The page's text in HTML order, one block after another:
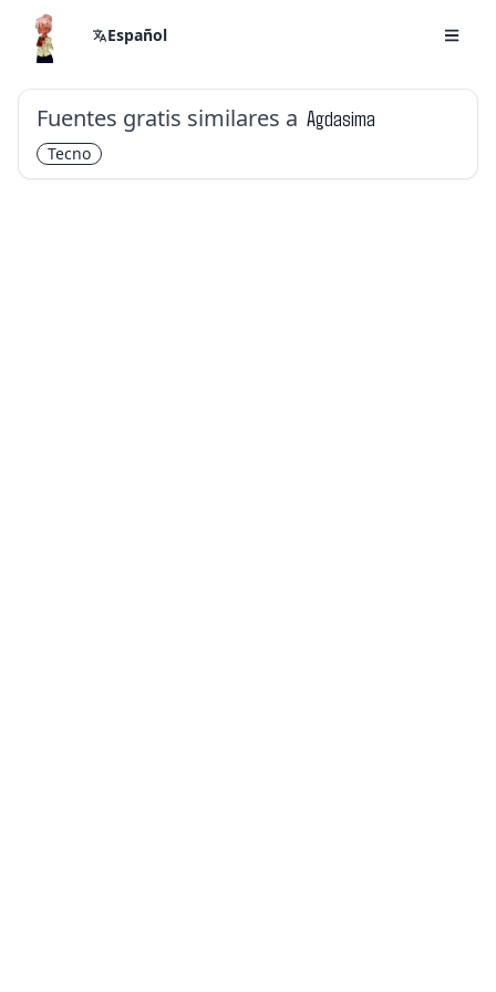
Español
Fuentes gratis similares a Agdasima
Tecno